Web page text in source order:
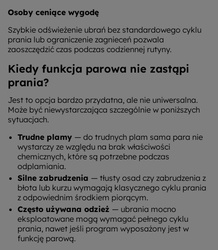
Osoby ceniące wygodę
Szybkie odświeżenie ubrań bez standardowego cyklu
prania lub ograniczenie zagnieceń pozwala
zaoszczędzić czas podczas codziennej rutyny.
Kiedy funkcja parowa nie zastąpi
prania?
Jest to opcja bardzo przydatna, ale nie uniwersalna.
Może być niewystarczająca szczególnie w poniższych
sytuacjach.
Trudne plamy — do trudnych plam sama para nie
wystarczy ze względu na brak właściwości
chemicznych, które są potrzebne podczas
odplamiania.
Silne zabrudzenia — tłusty osad czy zabrudzenia z
błota lub kurzu wymagają klasycznego cyklu prania
z odpowiednim środkiem piorącym.
Często używana odzież — ubrania mocno
eksploatowane mogą wymagać pełnego cyklu
prania, nawet jeśli program wyposażony jest w
funkcję parową.